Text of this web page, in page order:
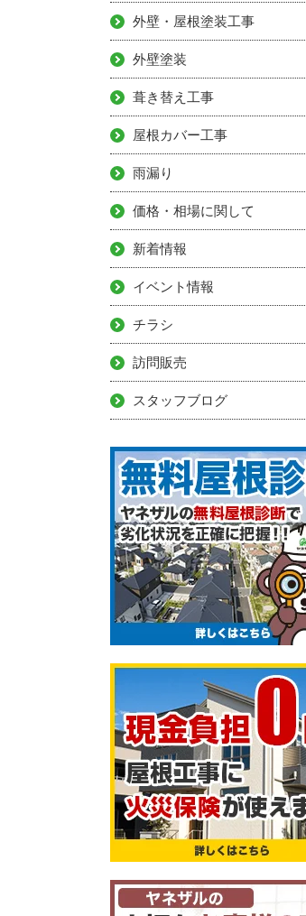
外壁・屋根塗装工事
外壁塗装
葺き替え工事
屋根カバー工事
雨漏り
価格・相場に関して
新着情報
イベント情報
チラシ
訪問販売
スタッフブログ